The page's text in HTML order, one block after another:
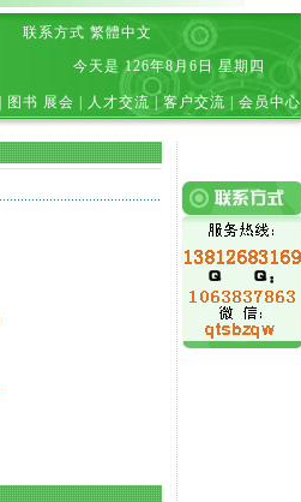
联系方式 繁體中文
今天是 126年8月6日 星期四
图书 展会 人才交流 客户交流 会员中心